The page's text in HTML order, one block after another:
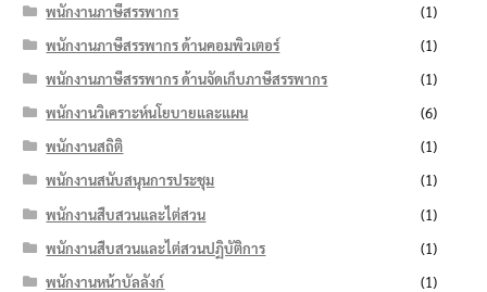
พนักงานภาษีสรรพากร
(1)
พนักงานภาษีสรรพากร ด้านคอมพิวเตอร์
(1)
พนักงานภาษีสรรพากร ด้านจัดเก็บภาษีสรรพากร
(1)
พนักงานวิเคราะห์นโยบายและแผน
(6)
พนักงานสถิติ
(1)
พนักงานสนับสนุนการประชุม
(1)
พนักงานสืบสวนและไต่สวน
(1)
พนักงานสืบสวนและไต่สวนปฏิบัติการ
(1)
พนักงานหน้าบัลลังก์
(1)